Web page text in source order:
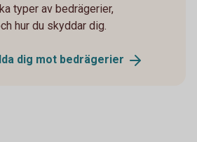
typer av bedrägerier,
hur du skyddar dig.
dig mot bedrägerier